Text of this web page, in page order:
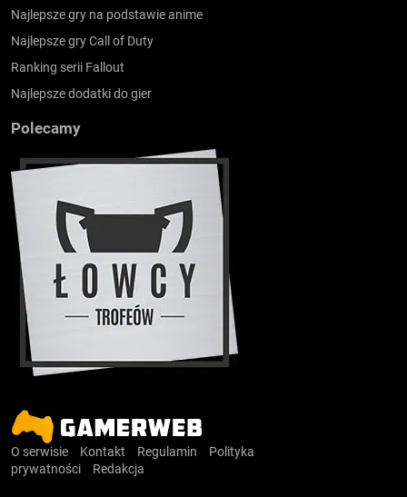
Najlepsze gry na podstawie anime
Najlepsze gry Call of Duty
Ranking serii Fallout
Najlepsze dodatki do gier
Polecamy
O serwisie Kontakt Regulamin
Polityka
prywatności
Redakcja